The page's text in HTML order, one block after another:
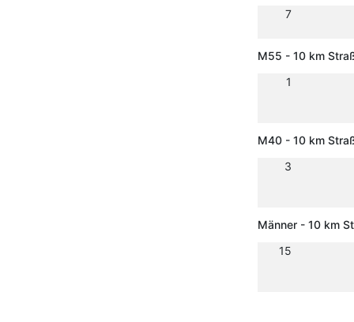
7
M55 - 10 km
1
M40 - 10 km
3
Männer - 10 km
15